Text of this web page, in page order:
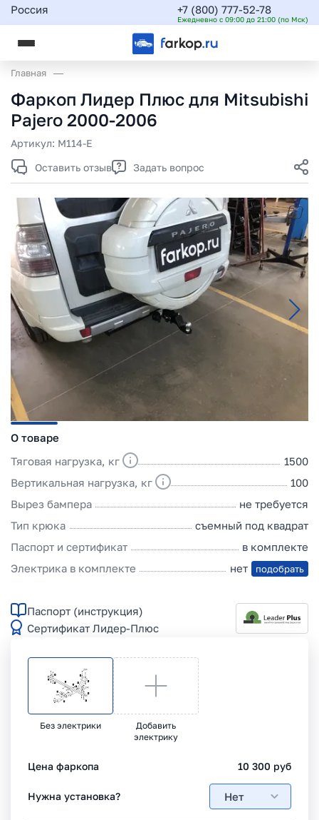
Россия +7 (800) 777-52-78
Ежедневно с 09:00 до 21:00 (по Мск)
Главная
Фаркоп Лидер Плюс для Mitsubishi
Pajero 2000-2006
Артикул: M114-E
Оставить отзыв
Задать вопрос
О товаре
Тяговая нагрузка, кг
1500
Вертикальная нагрузка, кг
100
Вырез бампера
не требуется
Тип крюка
съемный под квадрат
Паспорт и сертификат
в комплекте
Электрика в комплекте
нет подобрать
Паспорт (инструкция)
Сертификат Лидер-Плюс
Без электрики
Добавить
электрику
Цена фаркопа 10 300 руб
Нужна установка? Нет